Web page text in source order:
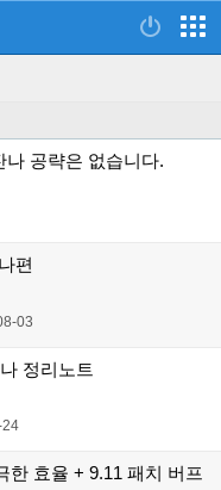
나 공략은 없습니다.
편
03
정리노트
한 효율 + 9.11 패치 버프